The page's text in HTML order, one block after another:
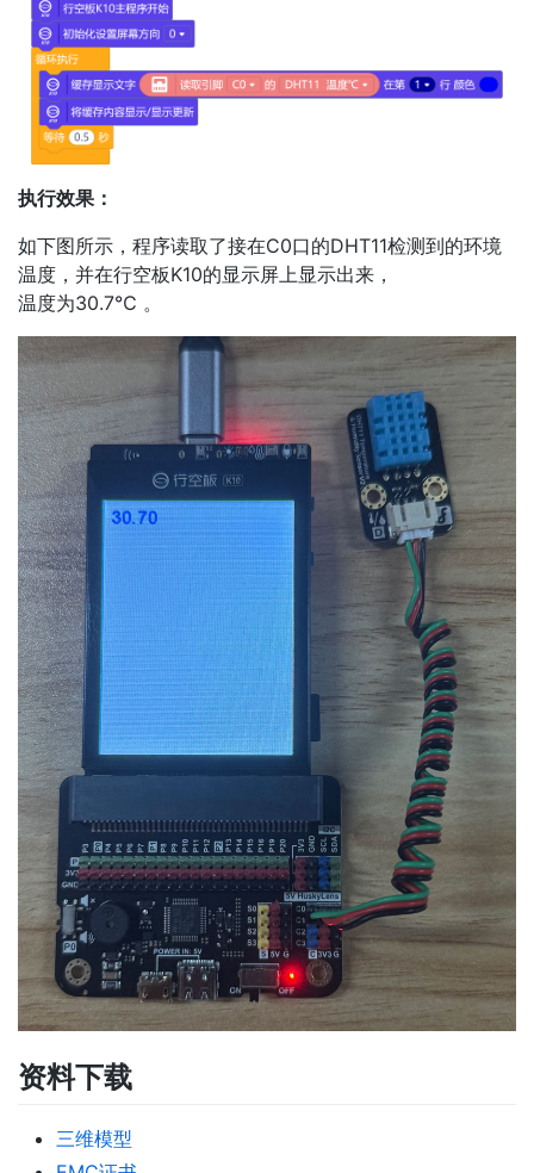
执行效果：
如下图所示，程序读取了接在C0口的DHT11检测到的环境
温度，并在行空板K10的显示屏上显示出来，
温度为30.7℃ 。
资料下载
三维模型